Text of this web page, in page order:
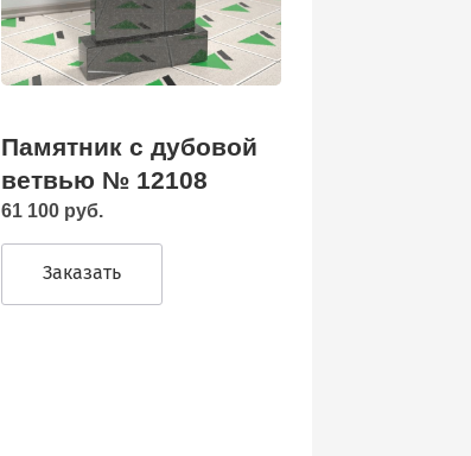
Памятник с дубовой
ветвью № 12108
61 100 руб.
Заказать